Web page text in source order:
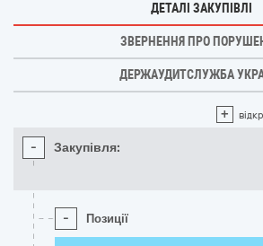
ДЕТАЛІ ЗАКУПІВЛІ
ЗВЕРНЕННЯ ПРО
ДЕРЖАУДИТСЛУЖБА
+
- Закупівля:
- Позиції